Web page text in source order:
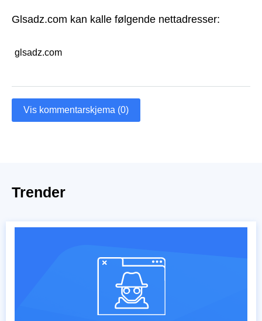
Glsadz.com kan kalle følgende nettadresser:
glsadz.com
Vis kommentarskjema (0)
Trender